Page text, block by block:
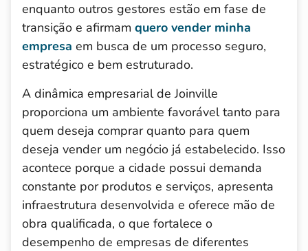
enquanto outros gestores estão em fase de
transição e afirmam quero vender minha
empresa em busca de um processo seguro,
estratégico e bem estruturado.
A dinâmica empresarial de Joinville
proporciona um ambiente favorável tanto para
quem deseja comprar quanto para quem
deseja vender um negócio já estabelecido. Isso
acontece porque a cidade possui demanda
constante por produtos e serviços, apresenta
infraestrutura desenvolvida e oferece mão de
obra qualificada, o que fortalece o
desempenho de empresas de diferentes